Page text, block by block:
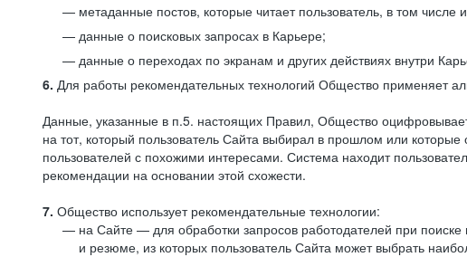
метаданные постов, которые читает пользователь, в том числе
данные о поисковых запросах в Карьере;
данные о переходах по экранам и других действиях внутри
6. Для работы рекомендательных технологий Общество применяет
Данные, указанные в п.5. настоящих Правил, Общество
на тот, который пользователь Сайта выбирал в прошлом или
пользователей с похожими интересами. Система находит
рекомендации на основании этой схожести.
7. Общество использует рекомендательные технологии:
на Сайте — для обработки запросов работодателей при
и резюме, из которых пользователь Сайта может выбрать